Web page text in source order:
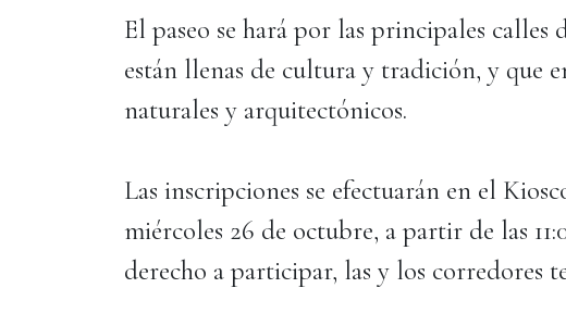
El paseo se hará por las principales calles
están llenas de cultura y tradición, y que
naturales y arquitectónicos.
Las inscripciones se efectuarán en el
miércoles 26 de octubre, a partir de las
derecho a participar, las y los corredores